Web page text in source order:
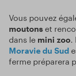
Vous pouvez
moutons et
dans le mini zoo.
Moravie du Sud
ferme préparera